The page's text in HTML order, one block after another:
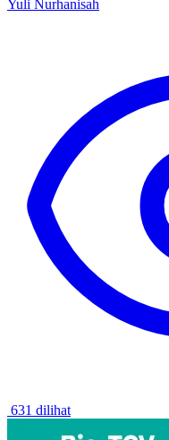
Yuli Nurhanisah
631 dilihat